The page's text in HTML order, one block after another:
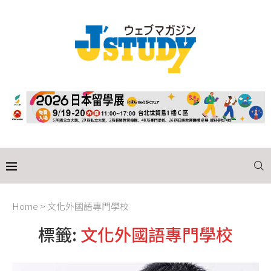
Home > 文化外國語專門學校
標籤: 文化外國語專門學校